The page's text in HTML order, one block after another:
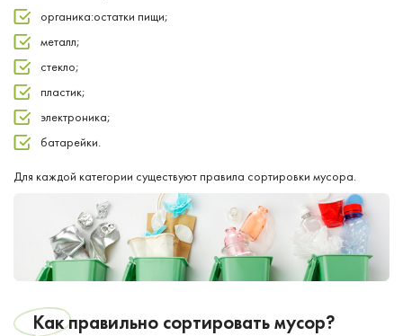
органика:остатки пищи;
металл;
стекло;
пластик;
электроника;
батарейки.
Для каждой категории существуют правила сортировки мусора.
Как правильно сортировать мусор?